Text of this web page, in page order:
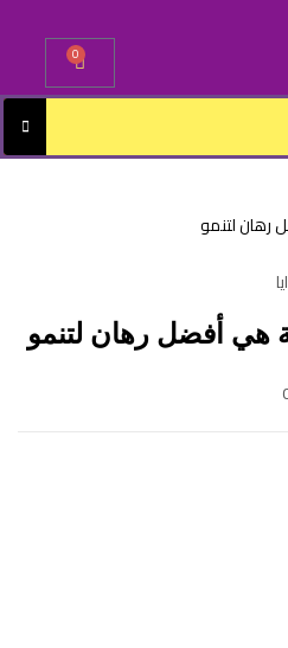
0
أفضل رهان لتنموLog